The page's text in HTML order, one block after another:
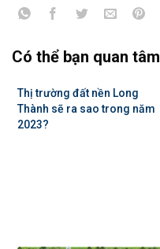
Có thể bạn quan tâm
Thị trường đất nền Long
Thành sẽ ra sao trong năm
2023?